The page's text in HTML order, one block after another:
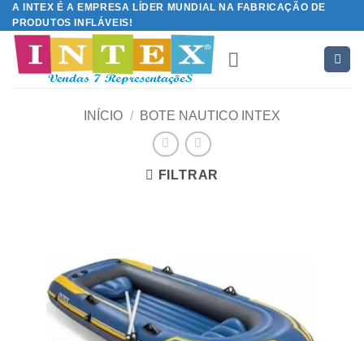
Skip
to
content
A INTEX É A EMPRESA LÍDER MUNDIAL NA FABRICAÇÃO DE
PRODUTOS INFLÁVEIS!
INÍCIO / BOTE NAUTICO INTEX
FILTRAR